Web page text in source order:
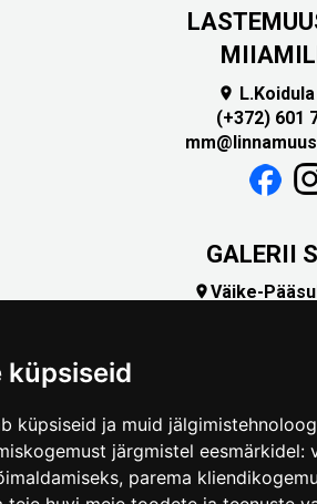
küpsiseid
küpsiseid ja muid
järgmistel eesmärkidel:
, parema

(+372) 601
GALERII
Väike-